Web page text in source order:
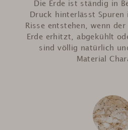
Die Erde ist ständig in
Druck hinterlässt Spuren
Risse entstehen, wenn
Erde erhitzt, abgekühlt
sind völlig natürlich
Material